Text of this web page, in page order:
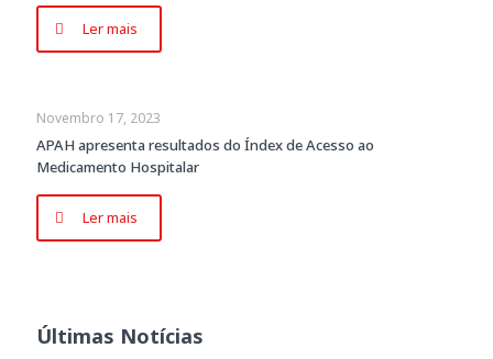
Ler mais
Novembro 17, 2023
APAH apresenta resultados do Índex de Acesso ao
Medicamento Hospitalar
Ler mais
Últimas Notícias